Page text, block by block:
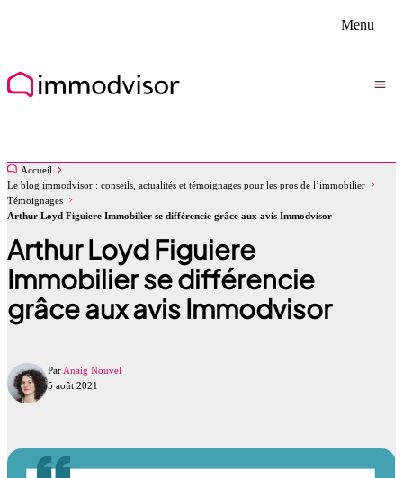
Menu
Accueil
Le blog immodvisor : conseils, actualités et témoignages pour les pros de l’immobilier
Témoignages
Arthur Loyd Figuiere Immobilier se différencie grâce aux avis Immodvisor
Arthur Loyd Figuiere
Immobilier se différencie
grâce aux avis Immodvisor
Par Anaig Nouvel
5 août 2021